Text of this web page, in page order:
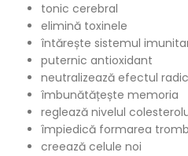
tonic cerebral
elimină toxinele
întărește sistemul
puternic antioxidant
neutralizează efectul
îmbunătățește memoria
reglează nivelul
împiedică formarea
creează celule noi